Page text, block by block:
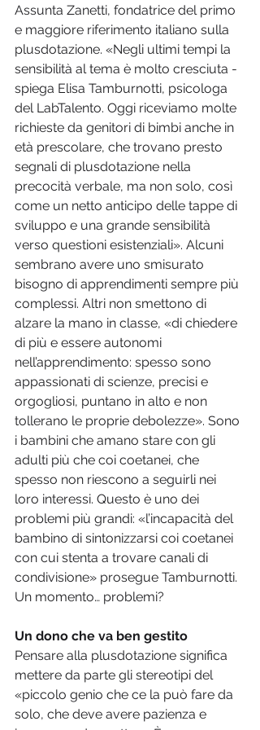
Assunta Zanetti, fondatrice del primo
e maggiore riferimento italiano sulla
plusdotazione. «Negli ultimi tempi la
sensibilità al tema è molto cresciuta -
spiega Elisa Tamburnotti, psicologa
del LabTalento. Oggi riceviamo molte
richieste da genitori di bimbi anche in
età prescolare, che trovano presto
segnali di plusdotazione nella
precocità verbale, ma non solo, così
come un netto anticipo delle tappe di
sviluppo e una grande sensibilità
verso questioni esistenziali». Alcuni
sembrano avere uno smisurato
bisogno di apprendimenti sempre più
complessi. Altri non smettono di
alzare la mano in classe, «di chiedere
di più e essere autonomi
nell’apprendimento: spesso sono
appassionati di scienze, precisi e
orgogliosi, puntano in alto e non
tollerano le proprie debolezze». Sono
i bambini che amano stare con gli
adulti più che coi coetanei, che
spesso non riescono a seguirli nei
loro interessi. Questo è uno dei
problemi più grandi: «l’incapacità del
bambino di sintonizzarsi coi coetanei
con cui stenta a trovare canali di
condivisione» prosegue Tamburnotti.
Un momento… problemi?
Un dono che va ben gestito
Pensare alla plusdotazione significa
mettere da parte gli stereotipi del
«piccolo genio che ce la può fare da
solo, che deve avere pazienza e